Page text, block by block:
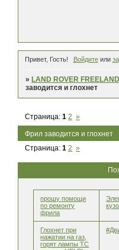
Привет, Гость! Войдитеили
» LAND ROVER
заводится и глохнет
Фрил заводится и глохнет
Страница:1 2 »
Страница:1 2 »
прошу помощи
по ремонту
фрила
Глохнет при
нажатии на газ,
горят лампы ТС